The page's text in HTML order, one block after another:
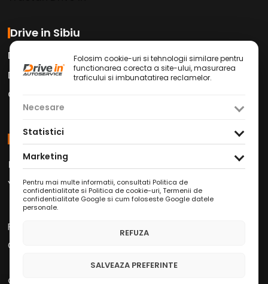
Drive in Sibiu
Drive in Car Wash
Drive in Cafe
Contact
Social Media
Facebook Instagram
Youtube/WhatsApp/LinkedIn
Politica de Confidențialitate
Condiții Service Auto
Copyright © 2026 Drive in Autoservice
Folosim cookie-uri si tehnologii similare pentru
functionarea corecta a site-ului, masurarea
traficului si imbunatatirea reclamelor.
Necesare
Statistici
Marketing
Pentru mai multe informatii, consultati Politica de
confidentialitate si Politica de cookie-uri,Termenii de
confidentialitate Google si cum foloseste Google datele
personale.
REFUZA
SALVEAZA PREFERINTE